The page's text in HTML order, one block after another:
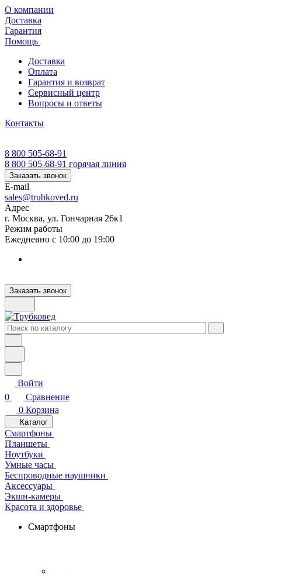
О компании
Доставка
Гарантия
Помощь
Доставка
Оплата
Гарантия и возврат
Сервисный центр
Вопросы и ответы
Контакты
8 800 505-68-91
8 800 505-68-91 горячая линия
Заказать звонок
E-mail
sales@trubkoved.ru
Адрес
г. Москва, ул. Гончарная 26к1
Режим работы
Ежедневно с 10:00 до 19:00
Заказать звонок
Войти
0
Сравнение
0 Корзина
Каталог
Смартфоны
Планшеты
Ноутбуки
Умные часы
Беспроводные наушники
Аксессуары
Экшн-камеры
Красота и здоровье
Смартфоны